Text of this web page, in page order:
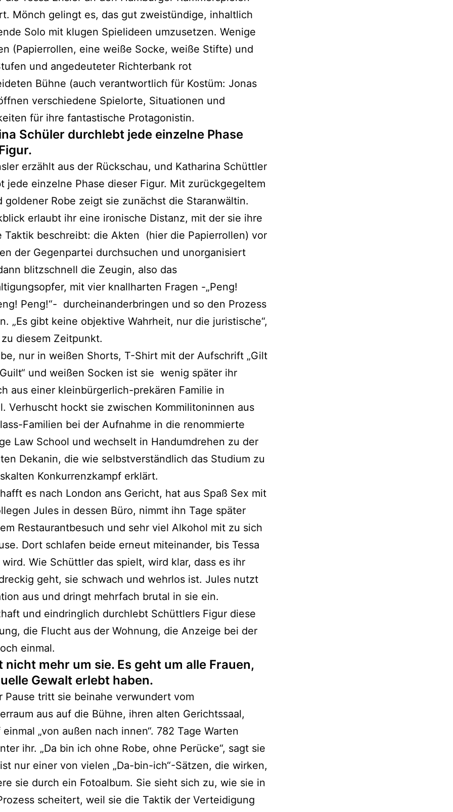
Mönch gelingt es, das gut zweistündige, inhaltlich
Solo mit klugen Spielideen umzusetzen. Wenige
(Papierrollen, eine weiße Socke, weiße Stifte) und
und angedeuteter Richterbank rot
Bühne (auch verantwortlich für Kostüm: Jonas
verschiedene Spielorte, Situationen und
für ihre fantastische Protagonistin.
Schüler durchlebt jede einzelne Phase
erzählt aus der Rückschau, und Katharina Schüttler
jede einzelne Phase dieser Figur. Mit zurückgegeltem
goldener Robe zeigt sie zunächst die Staranwältin.
erlaubt ihr eine ironische Distanz, mit der sie ihre
Taktik beschreibt: die Akten (hier die Papierrollen) vor
der Gegenpartei durchsuchen und unorganisiert
blitzschnell die Zeugin, also das
mit vier knallharten Fragen -„Peng!
Peng!“- durcheinanderbringen und so den Prozess
„Es gibt keine objektive Wahrheit, nur die juristische“,
diesem Zeitpunkt.
nur in weißen Shorts, T-Shirt mit der Aufschrift „Gilt
und weißen Socken ist sie wenig später ihr
aus einer kleinbürgerlich-prekären Familie in
Verhuscht hockt sie zwischen Kommilitoninnen aus
Familien bei der Aufnahme in die renommierte
Law School und wechselt in Handumdrehen zu der
Dekanin, die wie selbstverständlich das Studium zu
Konkurrenzkampf erklärt.
es nach London ans Gericht, hat aus Spaß Sex mit
Jules in dessen Büro, nimmt ihn Tage später
Restaurantbesuch und sehr viel Alkohol mit zu sich
Dort schlafen beide erneut miteinander, bis Tessa
Wie Schüttler das spielt, wird klar, dass es ihr
geht, sie schwach und wehrlos ist. Jules nutzt
aus und dringt mehrfach brutal in sie ein.
und eindringlich durchlebt Schüttlers Figur diese
die Flucht aus der Wohnung, die Anzeige bei der
einmal.
nicht mehr um sie. Es geht um alle Frauen,
Gewalt erlebt haben.
Pause tritt sie beinahe verwundert vom
aus auf die Bühne, ihren alten Gerichtssaal,
„von außen nach innen“. 782 Tage Warten
ihr. „Da bin ich ohne Robe, ohne Perücke“, sagt sie
nur einer von vielen „Da-bin-ich“-Sätzen, die wirken,
sie durch ein Fotoalbum. Sie sieht sich zu, wie sie in
scheitert, weil sie die Taktik der Verteidigung